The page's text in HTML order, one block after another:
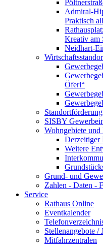
Admiral-
Praktisch
Kreativ am
Neidhart-
Öferl“
Standortförderung
SISBY
Wohngebiete und
Derzeitiger
Weitere
Grund- und
Zahlen - Daten -
Service
Rathaus Online
Eventkalender
Stellenangebote /
Mitfahrzentralen